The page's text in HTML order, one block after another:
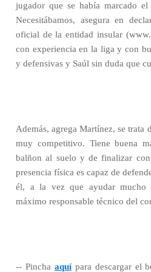
jugador que se había marcado el
Necesitábamos, asegura en
oficial de la entidad insular
con experiencia en la liga y con
y defensivas y Saúl sin duda que
Además, agrega Martínez, se
muy competitivo. Tiene buena
balñon al suelo y de finalizar
presencia física es capaz de
él, a la vez que ayudar mucho
máximo responsable técnico del
-- Pincha aquípara descargar el